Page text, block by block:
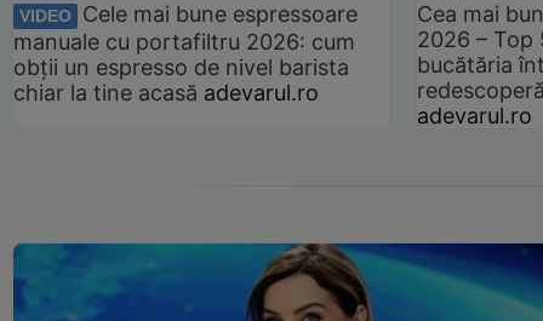
VIDEO
Cele mai bune espressoare
manuale cu portafiltru 2026: cum
obții un espresso de nivel barista
chiar la tine acasă adevarul.ro
Cea mai
2026 –
bucătăria
adevarul.ro